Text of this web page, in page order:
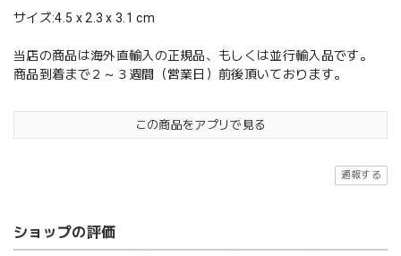
サイズ:4.5 x 2.3 x 3.1 cm
当店の商品は海外直輸入の正規品、もしくは並行輸入品です。
商品到着まで２～３週間（営業日）前後頂いております。
この商品をアプリで見る
通報する
ショップの評価